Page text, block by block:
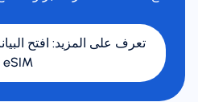
تعرف على المزيد: افتح
eSIM